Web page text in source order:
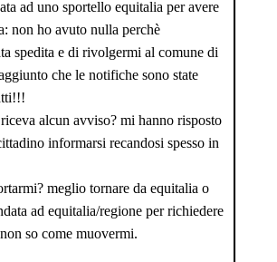
ad uno sportello equitalia per avere
non ho avuto nulla perchè
spedita e di rivolgermi al comune di
che le notifiche sono state
alcun avviso? mi hanno risposto
informarsi recandosi spesso in
meglio tornare da equitalia o
ad equitalia/regione per richiedere
so come muovermi.